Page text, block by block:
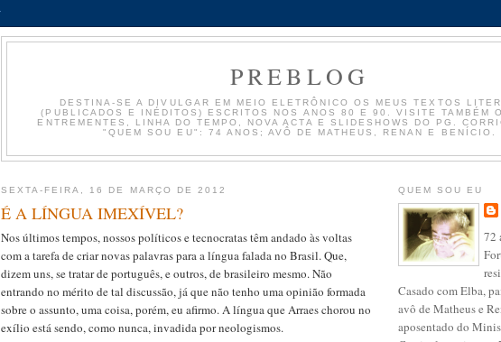
PREBLOG
DESTINA-SE A DIVULGAR EM MEIO ELETRÔNICO OS MEUS TEXTOS
(PUBLICADOS E INÉDITOS) ESCRITOS NOS ANOS 80 E 90. VISITE TAMBÉM
ENTREMENTES, LINHA DO TEMPO, NOVA ACTA E SLIDESHOWS DO PG.
"QUEM SOU EU": 74 ANOS; AVÔ DE MATHEUS, RENAN E BENÍCIO.
SEXTA-FEIRA, 16 DE MARÇO DE 2012
É A LÍNGUA IMEXÍVEL?
Nos últimos tempos, nossos políticos e tecnocratas têm andado às voltas
com a tarefa de criar novas palavras para a língua falada no Brasil. Que,
dizem uns, se tratar de português, e outros, de brasileiro mesmo. Não
entrando no mérito de tal discussão, já que não tenho uma opinião formada
sobre o assunto, uma coisa, porém, eu afirmo. A língua que Arraes chorou no
exílio está sendo, como nunca, invadida por neologismos.
QUEM SOU EU
72
Casado com Elba,
avô de Matheus e
aposentado do